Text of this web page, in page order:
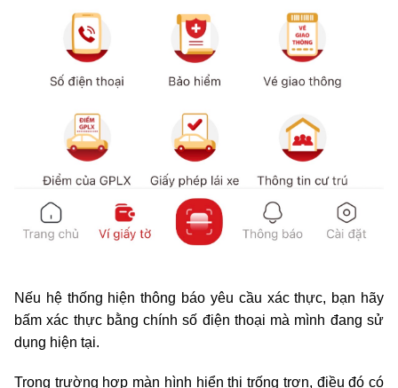
Nếu hệ thống hiện thông báo yêu cầu xác thực, bạn hãy
bấm xác thực bằng chính số điện thoại mà mình đang sử
dụng hiện tại.
Trong trường hợp màn hình hiển thị trống trơn, điều đó có